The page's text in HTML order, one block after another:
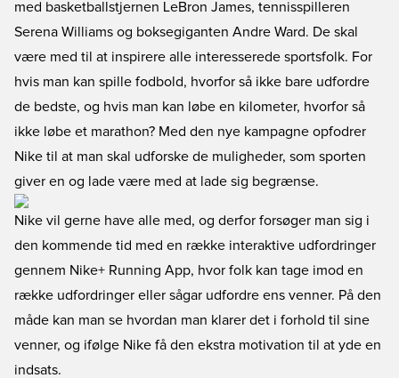
med basketballstjernen LeBron James, tennisspilleren
Serena Williams og boksegiganten Andre Ward. De skal
være med til at inspirere alle interesserede sportsfolk. For
hvis man kan spille fodbold, hvorfor så ikke bare udfordre
de bedste, og hvis man kan løbe en kilometer, hvorfor så
ikke løbe et marathon? Med den nye kampagne opfodrer
Nike til at man skal udforske de muligheder, som sporten
giver en og lade være med at lade sig begrænse.
Nike vil gerne have alle med, og derfor forsøger man sig i
den kommende tid med en række interaktive udfordringer
gennem Nike+ Running App, hvor folk kan tage imod en
række udfordringer eller sågar udfordre ens venner. På den
måde kan man se hvordan man klarer det i forhold til sine
venner, og ifølge Nike få den ekstra motivation til at yde en
indsats.